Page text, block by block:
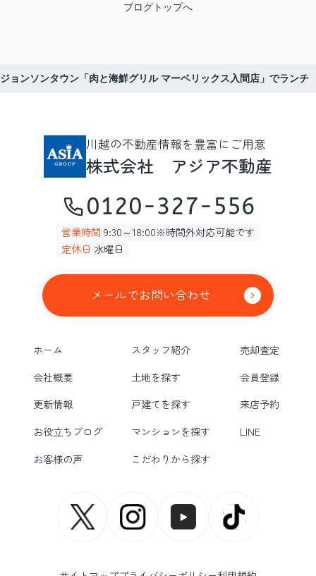
ブログトップへ
ョンソンタウン「肉と海鮮グリル マーベリックス入間店」でランチ
川越の不動産情報を豊富にご用意
株式会社 アジア不動産
0120-327-556
営業時間 9:30～18:00※時間外対応可能です
定休日 水曜日
メールでお問い合わせ
ホーム スタッフ紹介
売却査定
会社概要
土地を探す
会員登録
更新情報
戸建てを探す
来店予約
お役立ちブログ
マンションを探す
LINE
お客様の声
こだわりから探す